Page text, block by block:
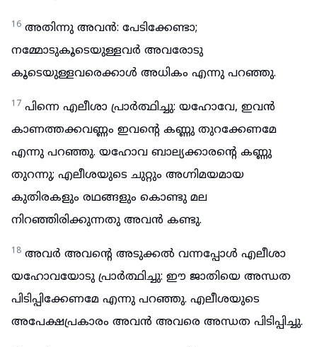
16 അതിന്നു അവൻ: പേടിക്കേണ്ടാ;
നമ്മോടുകൂടെയുള്ളവർ അവരോടു
കൂടെയുള്ളവരെക്കാൾ അധികം എന്നു പറഞ്ഞു.
17 പിന്നെ എലീശാ പ്രാർത്ഥിച്ചു: യഹോവേ, ഇവൻ
കാണത്തക്കവണ്ണം ഇവന്റെ കണ്ണു തുറക്കേണമേ
എന്നു പറഞ്ഞു. യഹോവ ബാല്യക്കാരന്റെ കണ്ണു
തുറന്നു; എലീശയുടെ ചുറ്റും അഗ്നിമയമായ
കുതിരകളും രഥങ്ങളും കൊണ്ടു മല
നിറഞ്ഞിരിക്കുന്നതു അവൻ കണ്ടു.
18 അവർ അവന്റെ അടുക്കൽ വന്നപ്പോൾ എലീശാ
യഹോവയോടു പ്രാർത്ഥിച്ചു: ഈ ജാതിയെ അന്ധത
പിടിപ്പിക്കേണമേ എന്നു പറഞ്ഞു. എലീശയുടെ
അപേക്ഷപ്രകാരം അവൻ അവരെ അന്ധത പിടിപ്പിച്ചു.